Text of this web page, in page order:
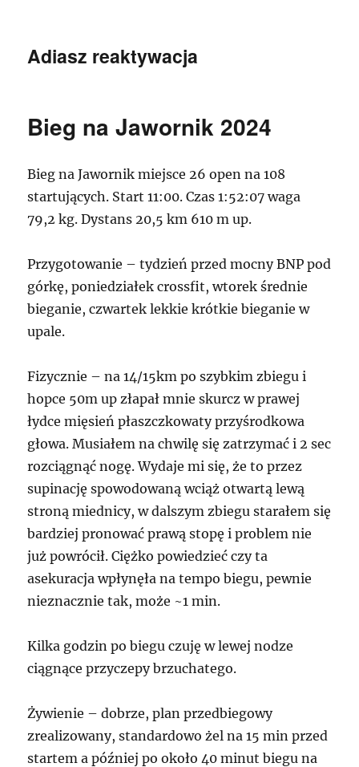
Adiasz reaktywacja
Bieg na Jawornik 2024
Bieg na Jawornik miejsce 26 open na 108
startujących. Start 11:00. Czas 1:52:07 waga
79,2 kg. Dystans 20,5 km 610 m up.
Przygotowanie – tydzień przed mocny BNP pod
górkę, poniedziałek crossfit, wtorek średnie
bieganie, czwartek lekkie krótkie bieganie w
upale.
Fizycznie – na 14/15km po szybkim zbiegu i
hopce 50m up złapał mnie skurcz w prawej
łydce mięsień płaszczkowaty przyśrodkowa
głowa. Musiałem na chwilę się zatrzymać i 2 sec
rozciągnąć nogę. Wydaje mi się, że to przez
supinację spowodowaną wciąż otwartą lewą
stroną miednicy, w dalszym zbiegu starałem się
bardziej pronować prawą stopę i problem nie
już powrócił. Ciężko powiedzieć czy ta
asekuracja wpłynęła na tempo biegu, pewnie
nieznacznie tak, może ~1 min.
Kilka godzin po biegu czuję w lewej nodze
ciągnące przyczepy brzuchatego.
Żywienie – dobrze, plan przedbiegowy
zrealizowany, standardowo żel na 15 min przed
startem a później po około 40 minut biegu na